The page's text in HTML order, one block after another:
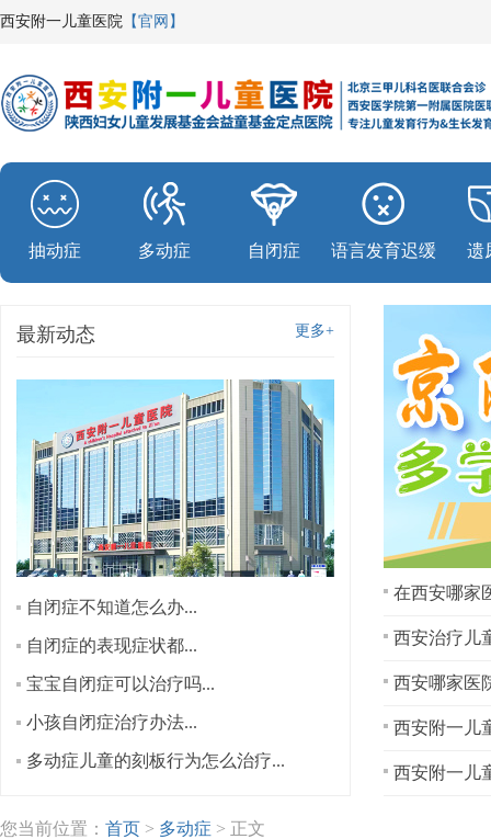
西安附一儿童医院 【官网】
抽动症 多动症 自闭症 语言发育迟缓 遗
更多+
最新动态
自闭症不知道怎么办...
自闭症的表现症状都...
宝宝自闭症可以治疗吗...
小孩自闭症治疗办法...
多动症儿童的刻板行为怎么治疗...
在西安哪家
西安治疗儿
西安附一儿
西安附一儿
您当前位置： 首页 > 多动症 > 正文